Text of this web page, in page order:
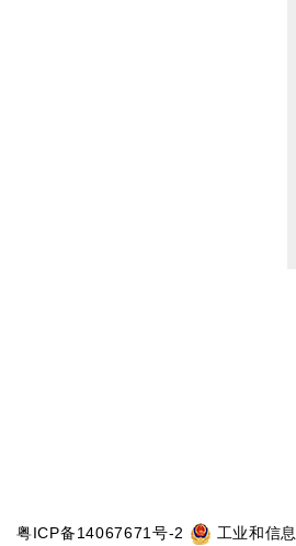
粤ICP备14067671号-2
工业和信